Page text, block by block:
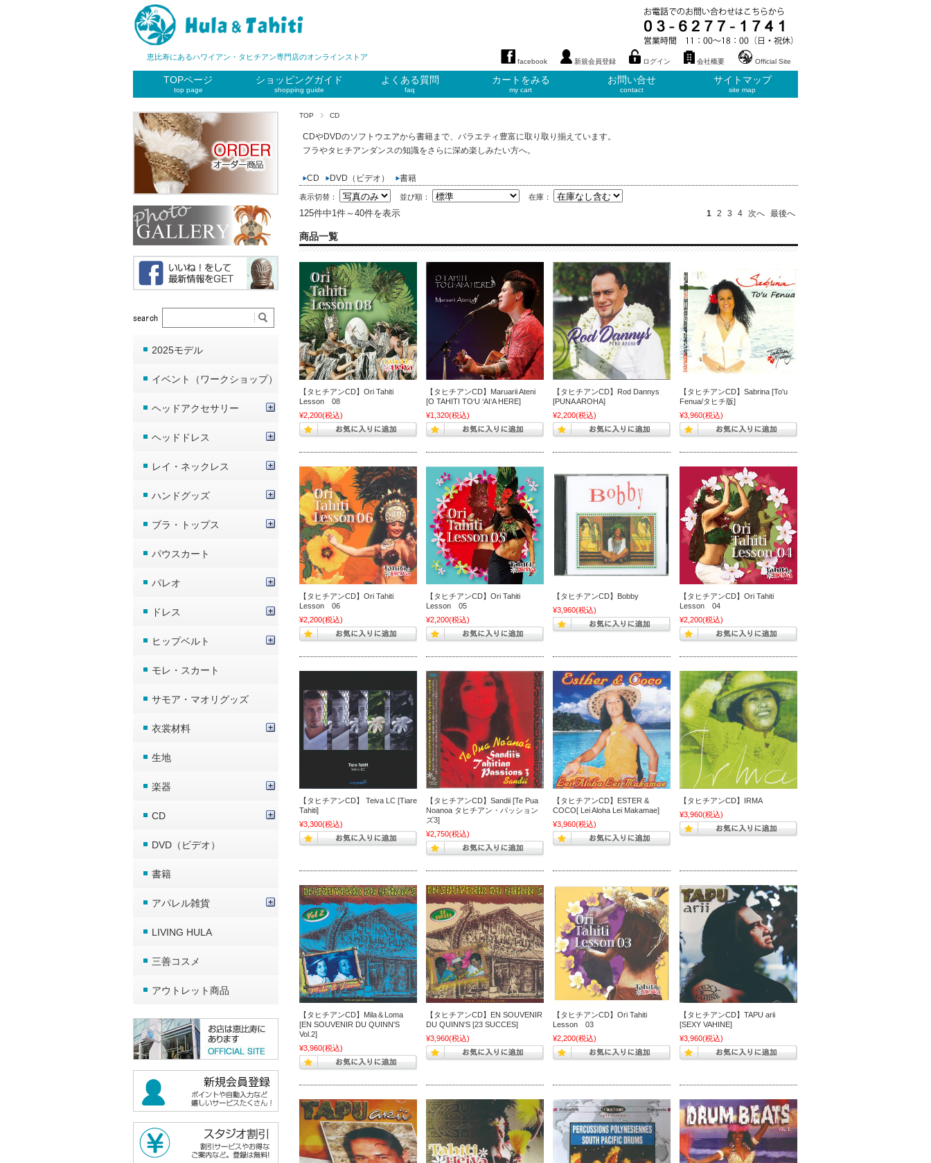
恵比寿にあるハワイアン・タヒチアン専門店のオンラインストア
facebook 新規会員登録 ログイン 会社概要 Official Site
TOPページ
top page
ショッピングガイド
shopping guide
よくある質問
faq
カートをみる
my cart
お問い合せ
contact
サイトマップ
site map
TOP CD
CDやDVDのソフトウエアから書籍まで、バラエティ豊富に取り取り揃えています。
フラやタヒチアンダンスの知識をさらに深め楽しみたい方へ。
CD DVD（ビデオ） 書籍
表示切替： 並び順： 在庫：
125件中1件～40件を表示 1 2 3 4 次へ 最後へ
商品一覧
【タヒチアンCD】Ori Tahiti
Lesson 08
¥2,200(税込)
【タヒチアンCD】Maruarii Ateni
[O TAHITI TO‘U ‘AI‘A HERE]
¥1,320(税込)
【タヒチアンCD】Rod Dannys
[PUNA AROHA]
¥2,200(税込)
【タヒチアンCD】Sabrina [To'u
Fenua/タヒチ版]
¥3,960(税込)
【タヒチアンCD】Ori Tahiti
Lesson 06
¥2,200(税込)
【タヒチアンCD】Ori Tahiti
Lesson 05
¥2,200(税込)
【タヒチアンCD】Bobby
¥3,960(税込)
【タヒチアンCD】Ori Tahiti
Lesson 04
¥2,200(税込)
【タヒチアンCD】 Teiva LC [Tiare
Tahiti]
¥3,300(税込)
【タヒチアンCD】Sandii [Te Pua
Noanoa タヒチアン・パッション
ズ3]
¥2,750(税込)
【タヒチアンCD】ESTER &
COCO[ Lei Aloha Lei Makamae]
¥3,960(税込)
【タヒチアンCD】IRMA
¥3,960(税込)
【タヒチアンCD】Mila＆Loma
[EN SOUVENIR DU QUINN'S
Vol.2]
¥3,960(税込)
【タヒチアンCD】EN SOUVENIR
DU QUINN'S [23 SUCCES]
¥3,960(税込)
【タヒチアンCD】Ori Tahiti
Lesson 03
¥2,200(税込)
【タヒチアンCD】TAPU arii
[SEXY VAHINE]
¥3,960(税込)
2025モデル
イベント（ワークショップ）
ヘッドアクセサリー
ヘッドドレス
レイ・ネックレス
ハンドグッズ
ブラ・トップス
パウスカート
パレオ
ドレス
ヒップベルト
モレ・スカート
サモア・マオリグッズ
衣裳材料
生地
楽器
CD
DVD（ビデオ）
書籍
アパレル雑貨
LIVING HULA
三善コスメ
アウトレット商品